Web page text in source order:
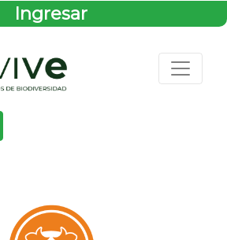
Ingresar